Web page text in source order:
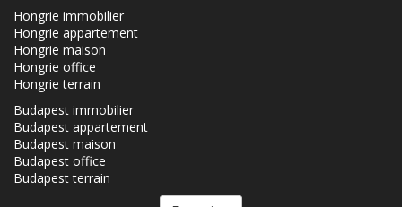
Hongrie immobilier
Hongrie appartement
Hongrie maison
Hongrie office
Hongrie terrain
Budapest immobilier
Budapest appartement
Budapest maison
Budapest office
Budapest terrain